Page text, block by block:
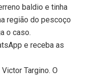
baldio e tinha
região do pescoço
o caso.
e receba as
Targino. O